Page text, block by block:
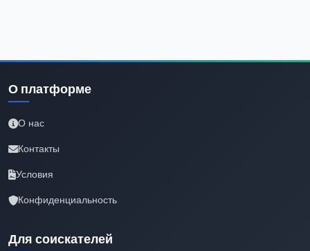
О платформе
О нас
Контакты
Условия
Конфиденциальность
Для соискателей